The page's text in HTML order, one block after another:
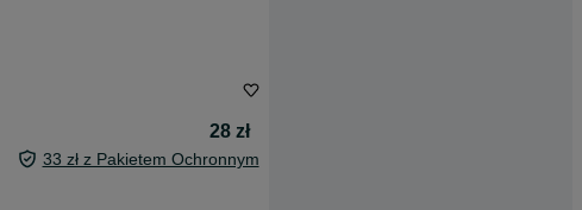
28 zł
33 zł z Pakietem Ochronnym